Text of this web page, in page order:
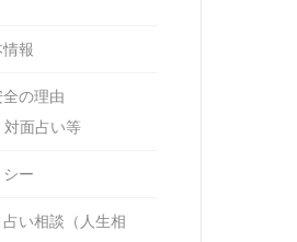
報
安全の理由
対面占い等
ー
い相談（人生相